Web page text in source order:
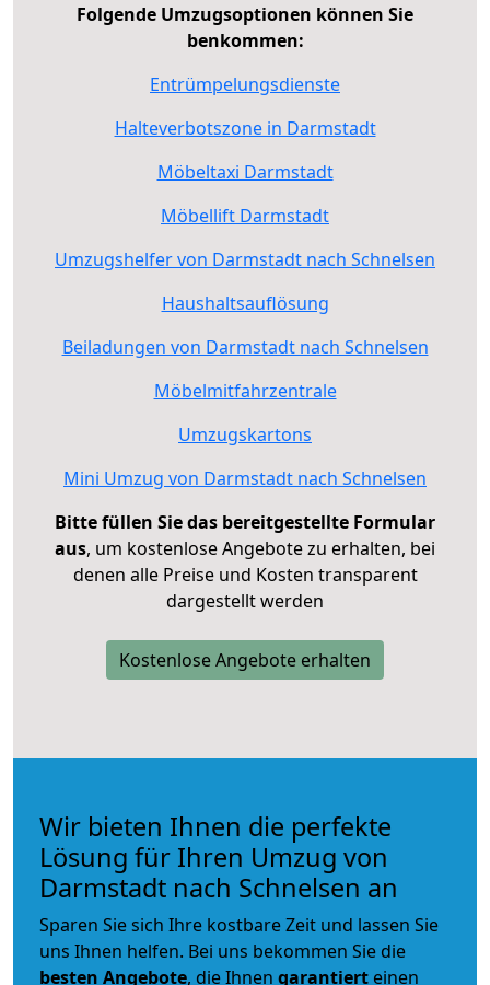
Folgende Umzugsoptionen können Sie
benkommen:
Entrümpelungsdienste
Halteverbotszone in Darmstadt
Möbeltaxi Darmstadt
Möbellift Darmstadt
Umzugshelfer von Darmstadt nach Schnelsen
Haushaltsauflösung
Beiladungen von Darmstadt nach Schnelsen
Möbelmitfahrzentrale
Umzugskartons
Mini Umzug von Darmstadt nach Schnelsen
Bitte füllen Sie das bereitgestellte Formular
aus, um kostenlose Angebote zu erhalten, bei
denen alle Preise und Kosten transparent
dargestellt werden
Kostenlose Angebote erhalten
Wir bieten Ihnen die perfekte
Lösung für Ihren Umzug von
Darmstadt nach Schnelsen an
Sparen Sie sich Ihre kostbare Zeit und lassen Sie
uns Ihnen helfen. Bei uns bekommen Sie die
besten Angebote, die Ihnen garantiert einen